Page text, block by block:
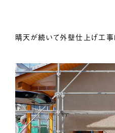
晴天が続いて外壁仕上げ工事